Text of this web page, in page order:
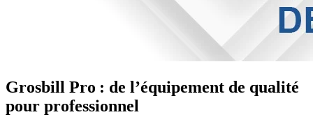
Grosbill Pro : de l’équipement de qualité
pour professionnel